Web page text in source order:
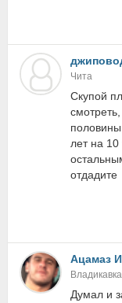
Чита
Скупой
лет на 10
отдадите
Ацамаз
Думал и